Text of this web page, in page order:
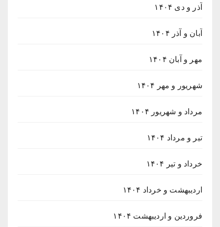
آذر و دی ۱۴۰۴
آبان و آذر ۱۴۰۴
مهر و آبان ۱۴۰۴
شهریور و مهر ۱۴۰۴
مرداد و شهریور ۱۴۰۴
تیر و مرداد ۱۴۰۴
خرداد و تیر ۱۴۰۴
اردیبهشت و خرداد ۱۴۰۴
فروردین و اردیبهشت ۱۴۰۴